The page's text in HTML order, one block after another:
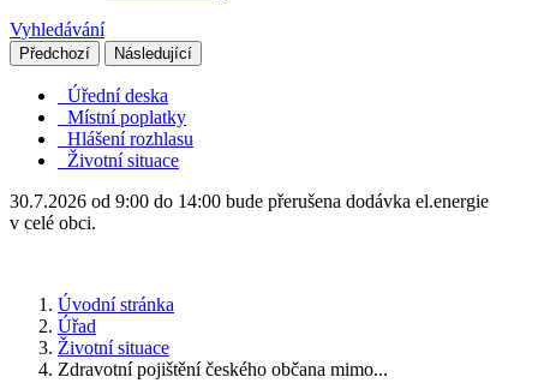
Vyhledávání
Předchozí Následující
Úřední deska
Místní poplatky
Hlášení rozhlasu
Životní situace
30.7.2026 od 9:00 do 14:00 bude přerušena dodávka el.energie
v celé obci.
Úvodní stránka
Úřad
Životní situace
Zdravotní pojištění českého občana mimo...